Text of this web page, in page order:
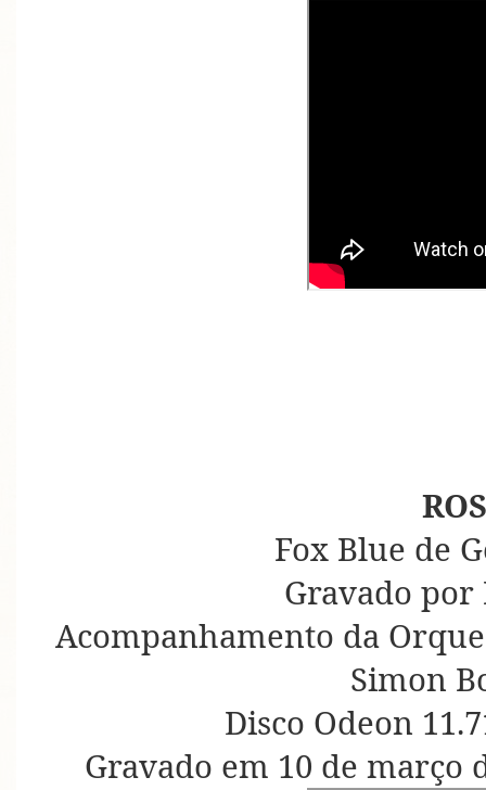
Fox Blue de
Gravado
Acompanhamento da
Simon
Disco Odeon
Gravado em 10 de março